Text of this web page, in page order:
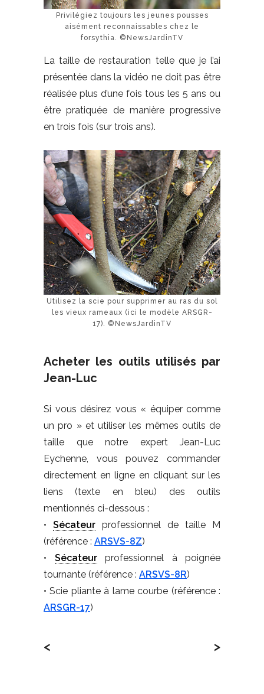
Privilégiez toujours les jeunes pousses
aisément reconnaissables chez le
forsythia. ©NewsJardinTV
La taille de restauration telle que je l’ai
présentée dans la vidéo ne doit pas être
réalisée plus d’une fois tous les 5 ans ou
être pratiquée de manière progressive
en trois fois (sur trois ans).
Utilisez la scie pour supprimer au ras du sol
les vieux rameaux (ici le modèle ARSGR-
17). ©NewsJardinTV
Acheter les outils utilisés par
Jean-Luc
Si vous désirez vous « équiper comme
un pro » et utiliser les mêmes outils de
taille que notre expert Jean-Luc
Eychenne, vous pouvez commander
directement en ligne en cliquant sur les
liens (texte en bleu) des outils
mentionnés ci-dessous :
• Sécateur professionnel de taille M
(référence : ARSVS-8Z)
• Sécateurprofessionnel à poignée
tournante (référence : ARSVS-8R)
• Scie pliante à lame courbe (référence :
ARSGR-17)
< >